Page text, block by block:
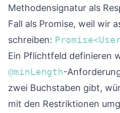
Methodensignatur als
Fall als Promise, weil wir
schreiben:
Ein Pflichtfeld definieren
@minLength-
zwei Buchstaben gibt,
mit den Restriktionen